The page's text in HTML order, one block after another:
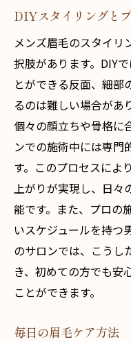
DIYスタイリングと
メンズ眉毛のスタイリ
択肢があります。DIY
とができる反面、細部
るのは難しい場合があ
個々の顔立ちや骨格に
ンでの施術中には専門
す。このプロセスによ
上がりが実現し、日々
能です。また、プロの
いスケジュールを持つ
のサロンでは、こうし
き、初めての方でも安
ことができます。
毎日の眉毛ケア方法